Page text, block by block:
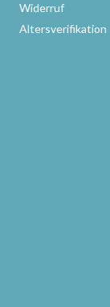
Widerruf
Altersverifikation